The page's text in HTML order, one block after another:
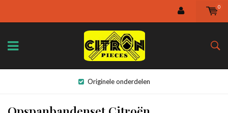
0
Originele onderdelen